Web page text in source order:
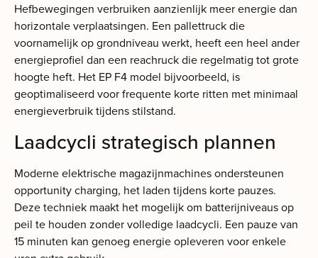
Hefbewegingen verbruiken aanzienlijk meer energie dan
horizontale verplaatsingen. Een pallettruck die
voornamelijk op grondniveau werkt, heeft een heel ander
energieprofiel dan een reachruck die regelmatig tot grote
hoogte heft. Het EP F4 model bijvoorbeeld, is
geoptimaliseerd voor frequente korte ritten met minimaal
energieverbruik tijdens stilstand.
Laadcycli strategisch plannen
Moderne elektrische magazijnmachines ondersteunen
opportunity charging, het laden tijdens korte pauzes.
Deze techniek maakt het mogelijk om batterijniveaus op
peil te houden zonder volledige laadcycli. Een pauze van
15 minuten kan genoeg energie opleveren voor enkele